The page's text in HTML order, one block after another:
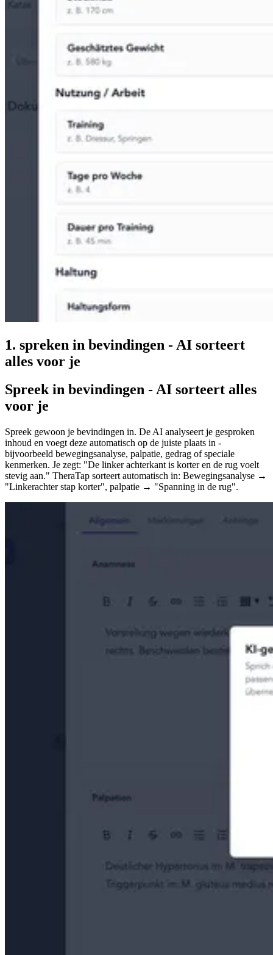
1. spreken in bevindingen - AI sorteert
alles voor je
Spreek in bevindingen - AI sorteert alles
voor je
Spreek gewoon je bevindingen in. De AI analyseert je gesproken
inhoud en voegt deze automatisch op de juiste plaats in -
bijvoorbeeld bewegingsanalyse, palpatie, gedrag of speciale
kenmerken. Je zegt: "De linker achterkant is korter en de rug voelt
stevig aan." TheraTap sorteert automatisch in: Bewegingsanalyse →
"Linkerachter stap korter", palpatie → "Spanning in de rug".